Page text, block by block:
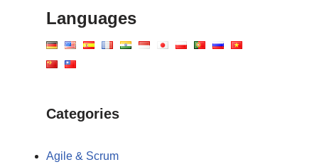
Languages
Categories
Agile & Scrum